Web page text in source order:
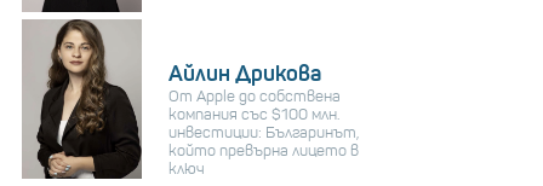
Айлин Дрикова
От Apple до собствена
компания със $100 млн.
инвестиции: Българинът,
който превърна лицето в
ключ